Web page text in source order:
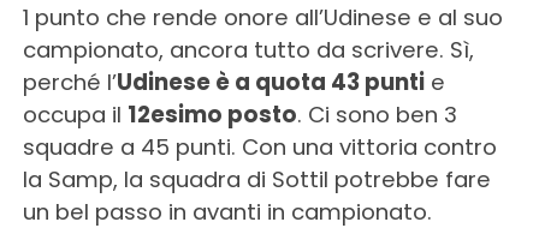
1 punto che rende onore all’Udinese e al suo
campionato, ancora tutto da scrivere. Sì,
perché l’Udinese è a quota 43 puntie
occupa il 12esimo posto. Ci sono ben 3
squadre a 45 punti. Con una vittoria contro
la Samp, la squadra di Sottil potrebbe fare
un bel passo in avanti in campionato.